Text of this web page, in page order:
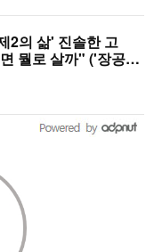
2의 삶' 진솔한 고
뭘로 살까" ('장공장